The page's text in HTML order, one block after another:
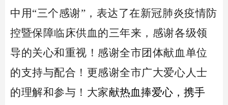
中用“三个感谢”，表达了在新冠肺炎疫情防
控暨保障临床供血的三年来，感谢各级领
导的关心和重视！感谢全市团体献血单位
的支持与配合！更感谢全市广大爱心人士
的理解和参与！大家献热血捧爱心，携手